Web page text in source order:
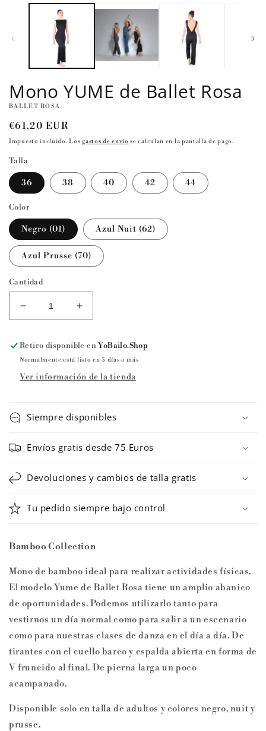
elemento
una
Mono YUME de Ballet Rosa
BALLET ROSA
Precio
habitual
€61,20 EUR
Impuesto incluido. Losgastos de envío se calculan en la pantalla de pago.
Talla
36 38 40 42 44
Color
Negro (01) Azul Nuit (62)
Azul Prusse (70)
Cantidad
Reducir
cantidad
Mono
YUME
de
Aumentar
cantidad
Mono
YUME
de
Retiro disponible enYoBailo.Shop
Normalmente está listo en 5 días o más
Ver información de la tienda
Siempre disponibles
Envíos gratis desde 75 Euros
Devoluciones y cambios de talla gratis
Tu pedido siempre bajo control
Bamboo Collection
Mono de bamboo ideal para realizar actividades físicas.
El modelo Yume de Ballet Rosa tiene un amplio abanico
de oportunidades. Podemos utilizarlo tanto para
vestirnos un día normal como para salir a un escenario
como para nuestras clases de danza en el día a día. De
tirantes con el cuello barco y espalda abierta en forma de
V fruncido al final. De pierna larga un poco
acampanado.
Disponible solo en talla de adultos y colores negro, nuit y
prusse.